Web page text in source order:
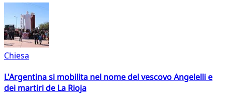
Chiesa
L'Argentina si mobilita nel nome del vescovo Angelelli e
dei martiri de La Rioja